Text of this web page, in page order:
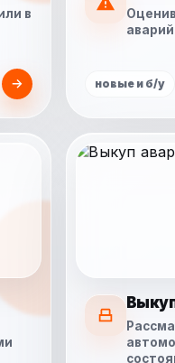
в
новые и б/у